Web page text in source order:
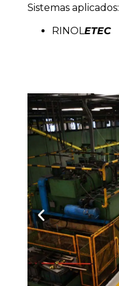
Sistemas aplicados:
RINOLETEC